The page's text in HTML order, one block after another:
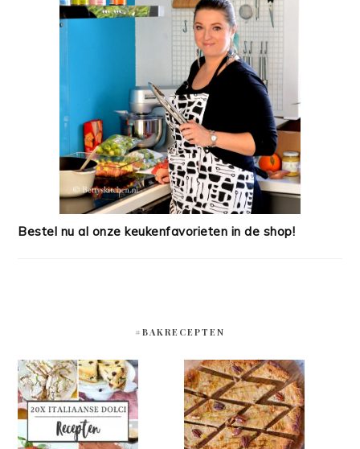
Bestel nu al onze keukenfavorieten in de shop!
#BAKRECEPTEN